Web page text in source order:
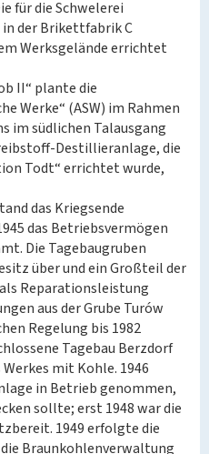
für die Schwelerei
der Brikettfabrik C
Werksgelände errichtet
II“ plante die
Werke“ (ASW) im Rahmen
im südlichen Talausgang
Destillieranlage, die
Todt“ errichtet wurde,
das Kriegsende
das Betriebsvermögen
Die Tagebaugruben
über und ein Großteil der
Reparationsleistung
aus der Grube Turów
Regelung bis 1982
Tagebau Berzdorf
mit Kohle. 1946
in Betrieb genommen,
sollte; erst 1948 war die
1949 erfolgte die
Braunkohlenverwaltung